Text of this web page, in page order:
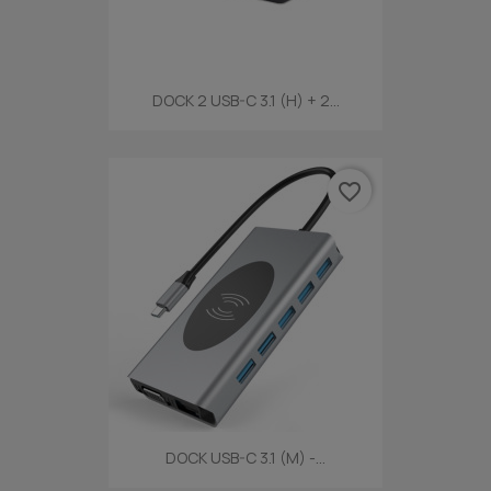
DOCK 2 USB-C 3.1 (H) + 2...
DOCK USB-C 3.1 (M) -...
favorite_border